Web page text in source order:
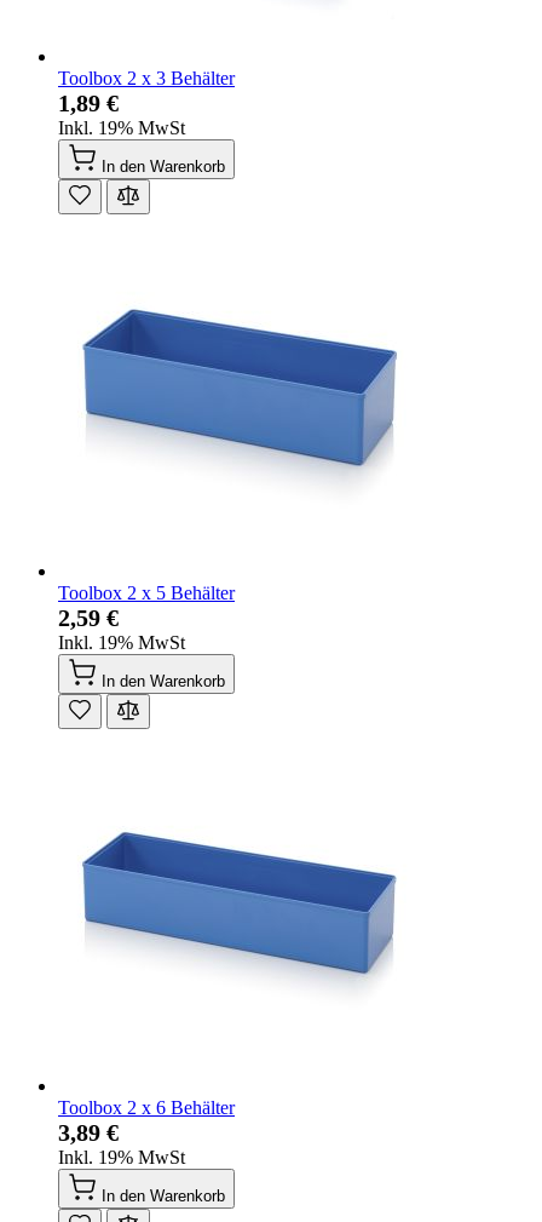
Toolbox 2 x 3 Behälter
1,89 €
Inkl. 19% MwSt
In den Warenkorb
Toolbox 2 x 5 Behälter
2,59 €
Inkl. 19% MwSt
In den Warenkorb
Toolbox 2 x 6 Behälter
3,89 €
Inkl. 19% MwSt
In den Warenkorb